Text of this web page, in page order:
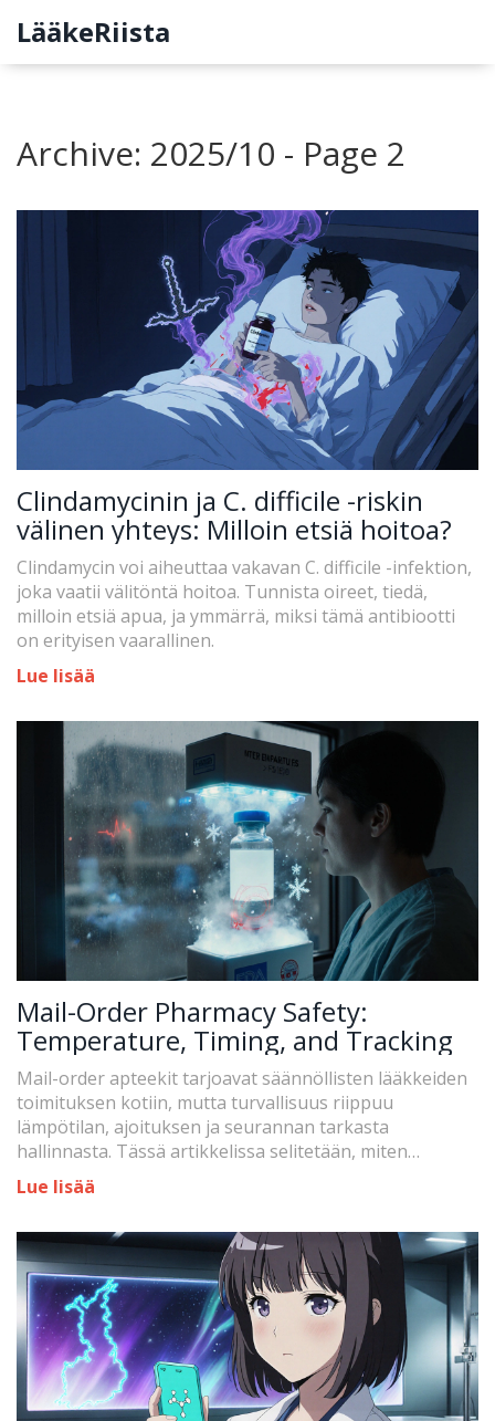
LääkeRiista
Archive: 2025/10 - Page 2
Clindamycinin ja C. difficile -riskin
välinen yhteys: Milloin etsiä hoitoa?
Clindamycin voi aiheuttaa vakavan C. difficile -infektion,
joka vaatii välitöntä hoitoa. Tunnista oireet, tiedä,
milloin etsiä apua, ja ymmärrä, miksi tämä antibiootti
on erityisen vaarallinen.
Lue lisää
Mail-Order Pharmacy Safety:
Temperature, Timing, and Tracking
Mail-order apteekit tarjoavat säännöllisten lääkkeiden
toimituksen kotiin, mutta turvallisuus riippuu
lämpötilan, ajoituksen ja seurannan tarkasta
hallinnasta. Tässä artikkelissa selitetään, miten
varmistaa, että lääkkeesi saapuvat turvallisesti ja
tehokkaasti.
Lue lisää